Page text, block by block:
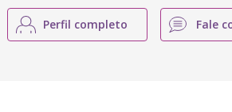
Perfil completo Fale